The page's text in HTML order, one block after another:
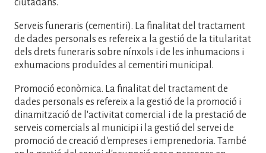
ciutadans.
Serveis funeraris (cementiri). La finalitat del tractament
de dades personals es refereix a la gestió de la titularitat
dels drets funeraris sobre nínxols i de les inhumacions i
exhumacions produïdes al cementiri municipal.
Promoció econòmica. La finalitat del tractament de
dades personals es refereix a la gestió de la promoció i
dinamització de l'activitat comercial i de la prestació de
serveis comercials al municipi i la gestió del servei de
promoció de creació d'empreses i emprenedoria. També